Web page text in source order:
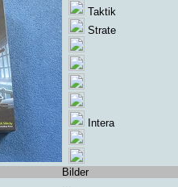
Taktik
Strate
Intera
Bilder
...